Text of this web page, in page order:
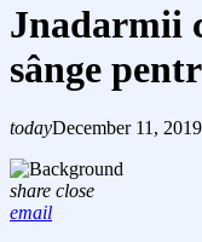
Jnadarmii
sânge
todayDecember 11, 2019
share close
email